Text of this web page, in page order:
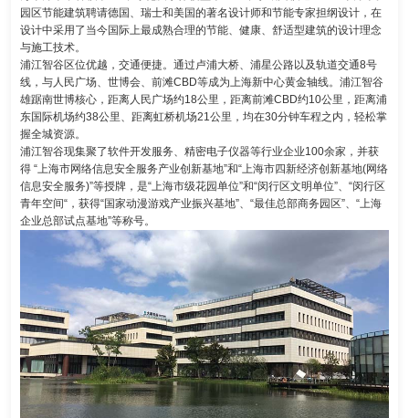
园区节能建筑聘请德国、瑞士和美国的著名设计师和节能专家担纲设计，在
设计中采用了当今国际上最成熟合理的节能、健康、舒适型建筑的设计理念
与施工技术。
浦江智谷区位优越，交通便捷。通过卢浦大桥、浦星公路以及轨道交通8号
线，与人民广场、世博会、前滩CBD等成为上海新中心黄金轴线。浦江智谷
雄踞南世博核心，距离人民广场约18公里，距离前滩CBD约10公里，距离浦
东国际机场约38公里、距离虹桥机场21公里，均在30分钟车程之内，轻松掌
握全城资源。
浦江智谷现集聚了软件开发服务、精密电子仪器等行业企业100余家，并获
得 “上海市网络信息安全服务产业创新基地”和“上海市四新经济创新基地(网络
信息安全服务)”等授牌，是“上海市级花园单位”和“闵行区文明单位”、“闵行区
青年空间“，获得“国家动漫游戏产业振兴基地”、“最佳总部商务园区”、“上海
企业总部试点基地”等称号。